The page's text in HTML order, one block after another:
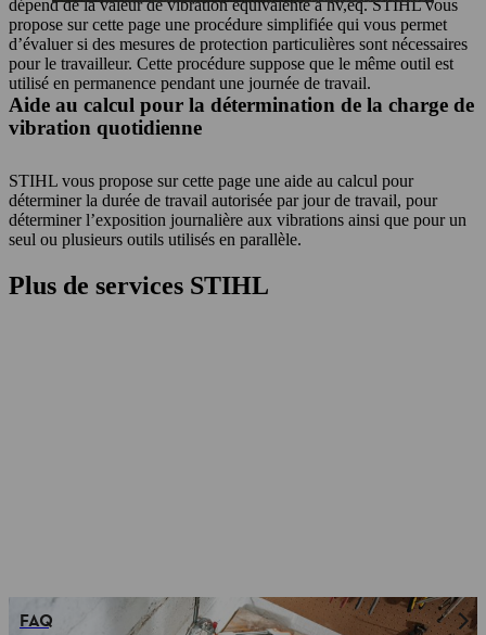
dépend de la valeur de vibration équivalente a hv,eq. STIHL vous
propose sur cette page une procédure simplifiée qui vous permet
d’évaluer si des mesures de protection particulières sont nécessaires
pour le travailleur. Cette procédure suppose que le même outil est
utilisé en permanence pendant une journée de travail.
Aide au calcul pour la détermination de la charge de
vibration quotidienne
STIHL vous propose sur cette page une aide au calcul pour
déterminer la durée de travail autorisée par jour de travail, pour
déterminer l’exposition journalière aux vibrations ainsi que pour un
seul ou plusieurs outils utilisés en parallèle.
Plus de services STIHL
FAQ